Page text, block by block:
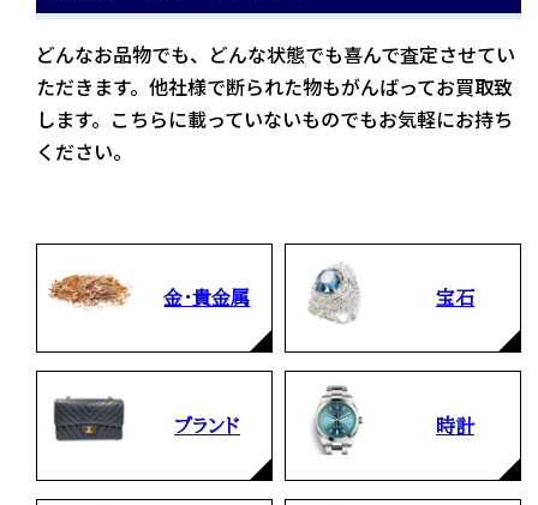
どんなお品物でも、どんな状態でも喜んで査定させてい
ただきます。他社様で断られた物もがんばってお買取致
します。こちらに載っていないものでもお気軽にお持ち
ください。
金・貴金属 宝石
ブランド 時計